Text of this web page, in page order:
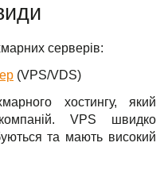
серверів:
(VPS/VDS)
хостингу, який
VPS швидко
та мають високий